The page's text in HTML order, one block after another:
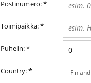
Postinumero:*
Toimipaikka:*
Puhelin:*
Country:*